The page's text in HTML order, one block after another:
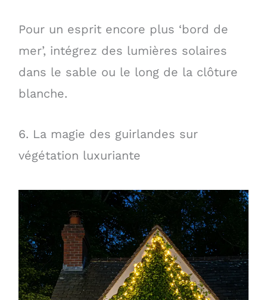
Pour un esprit encore plus ‘bord de
mer’, intégrez des lumières solaires
dans le sable ou le long de la clôture
blanche.
6. La magie des guirlandes sur
végétation luxuriante